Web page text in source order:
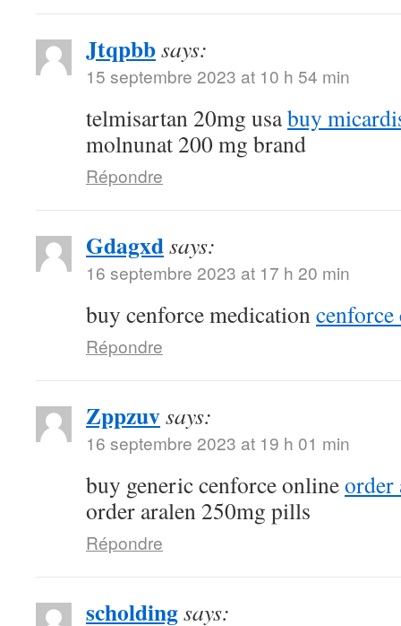
Jtqpbbsays:
15 septembre 2023 at 10 h 54 min
telmisartan 20mg usabuy
molnunat 200 mg brand
Répondre
Gdagxdsays:
16 septembre 2023 at 17 h 20 min
buy cenforce medicationcenforce
Répondre
Zppzuvsays:
16 septembre 2023 at 19 h 01 min
buy generic cenforce onlineorder
order aralen 250mg pills
Répondre
scholdingsays: